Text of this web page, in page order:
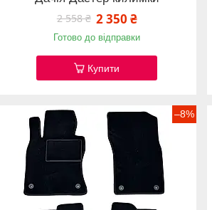
2 558 ₴ 2 350 ₴
Готово до відправки
Купити
–8%